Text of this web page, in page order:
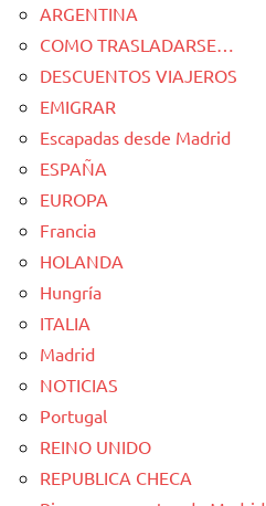
ARGENTINA
COMO TRASLADARSE…
DESCUENTOS VIAJEROS
EMIGRAR
Escapadas desde Madrid
ESPAÑA
EUROPA
Francia
HOLANDA
Hungría
ITALIA
Madrid
NOTICIAS
Portugal
REINO UNIDO
REPUBLICA CHECA